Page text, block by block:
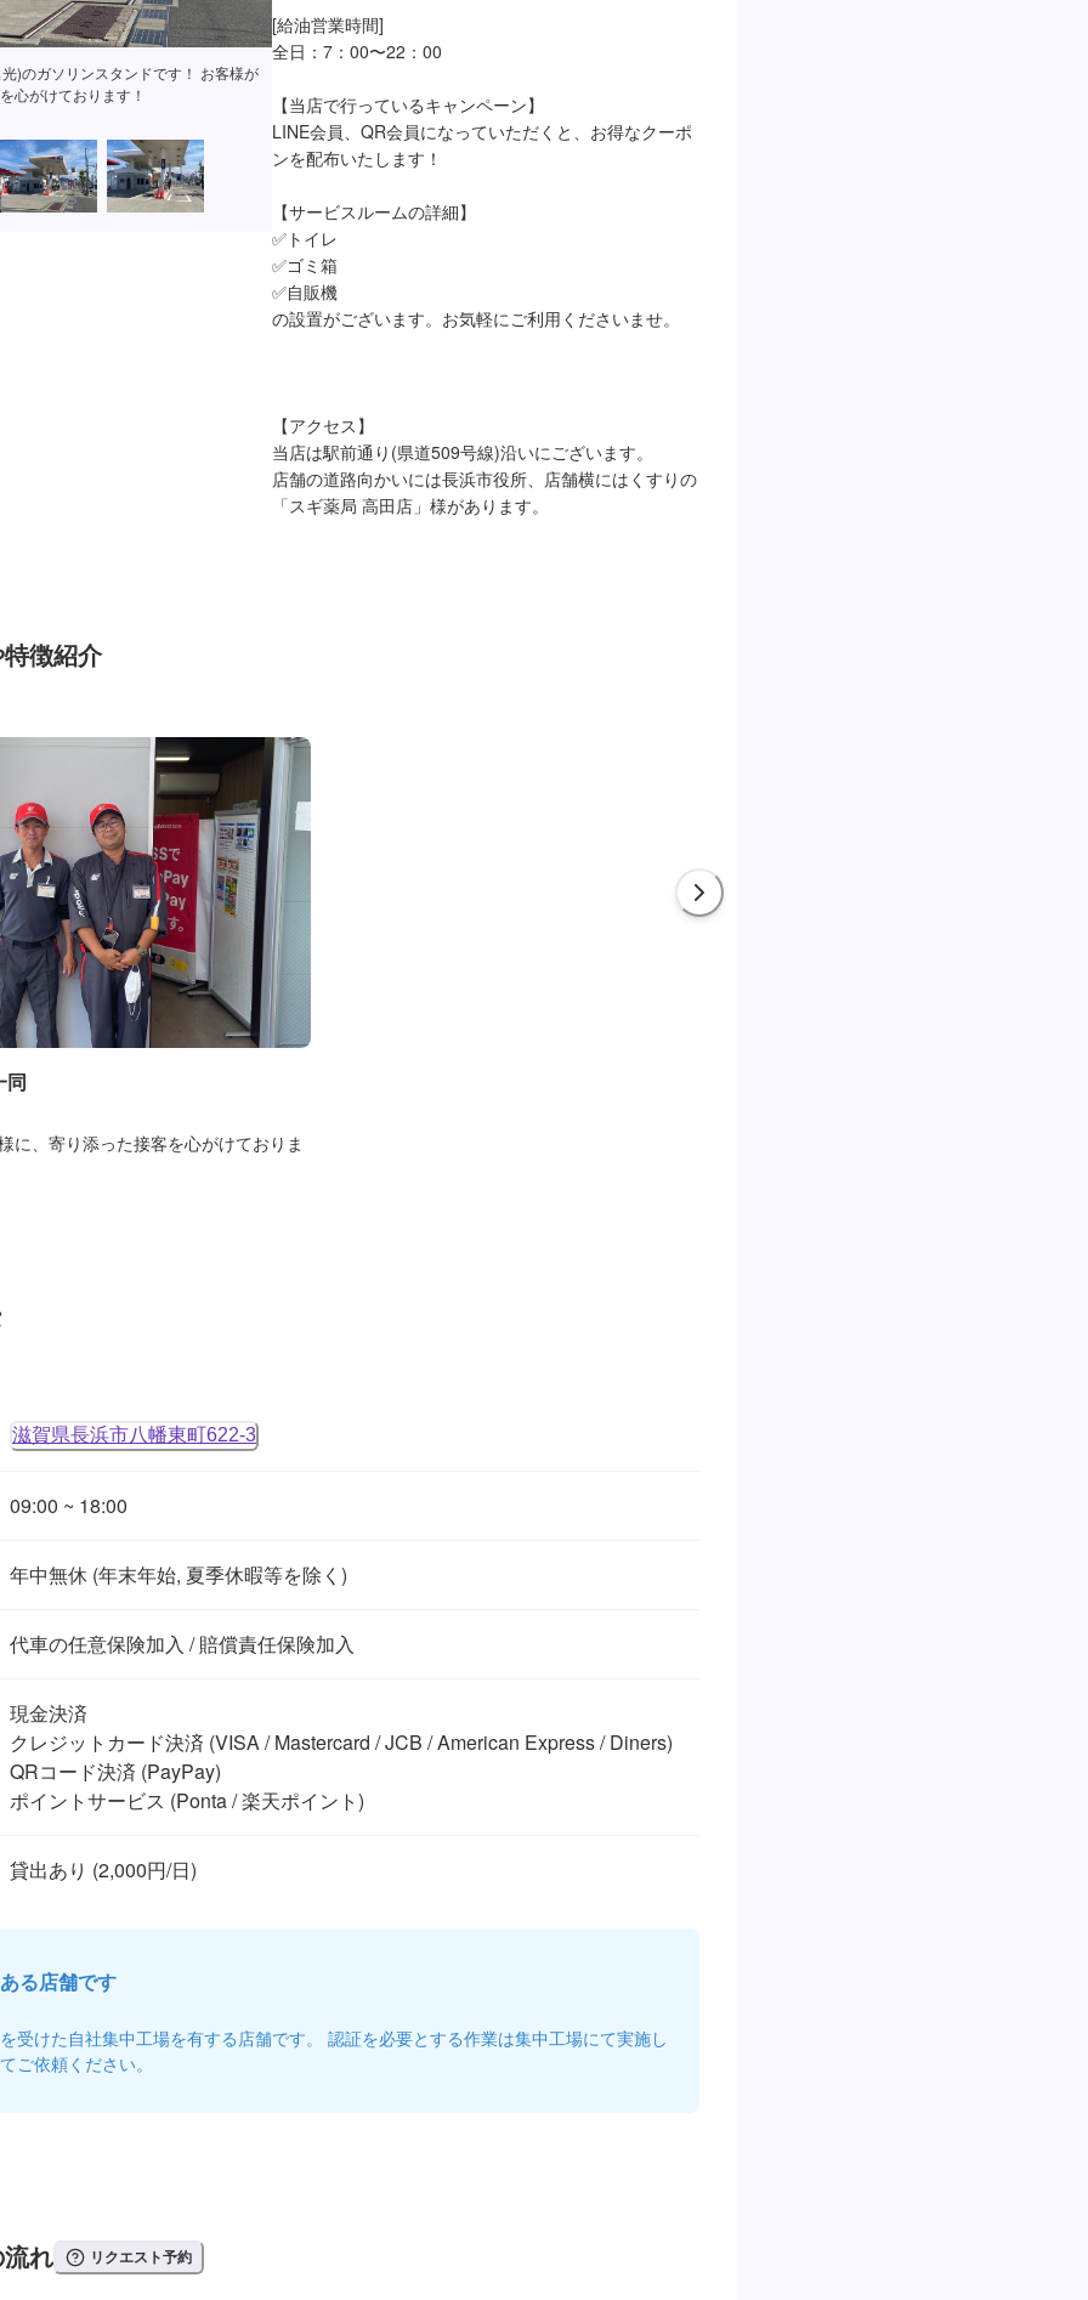
)のガソリンスタンドです！ お客様が
心がけております！
[給油営業時間]
全日：7：00〜22：00
【当店で行っているキャンペーン】
LINE会員、QR会員になっていただくと、お得なクーポ
ンを配布いたします！
【サービスルームの詳細】
✅トイレ
✅ゴミ箱
✅自販機
の設置がございます。お気軽にご利用くださいませ。
【アクセス】
当店は駅前通り(県道509号線)沿いにございます。
店舗の道路向かいには長浜市役所、店舗横にはくすりの
「スギ薬局 高田店」様があります。
徴紹介
同
に、寄り添った接客を心がけておりま
滋賀県長浜市八幡東町622-3
09:00 ~ 18:00
年中無休 (年末年始, 夏季休暇等を除く)
代車の任意保険加入 / 賠償責任保険加入
現金決済
クレジットカード決済 (VISA / Mastercard / JCB / American Express / Diners)
QRコード決済 (PayPay)
ポイントサービス (Ponta / 楽天ポイント)
る店舗です
受けた自社集中工場を有する店舗です。 認証を必要とする作業は集中工場にて実施し
ご依頼ください。
れ リクエスト予約